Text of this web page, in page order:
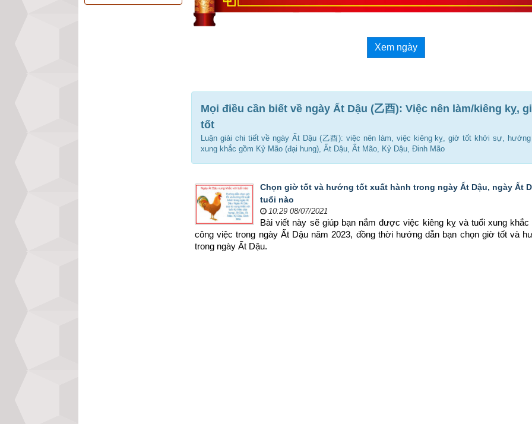
Xem ngày
Mọi điều cần biết về ngày Ất Dậu (乙酉): Việc nên làm/kiêng kỵ,
tốt
Luận giải chi tiết về ngày Ất Dậu (乙酉): việc nên làm, việc kiêng kỵ, giờ tốt khởi sự,
xung khắc gồm Kỷ Mão (đại hung), Ất Dậu, Ất Mão, Kỷ Dậu, Đinh Mão
Chọn giờ tốt và hướng tốt xuất hành trong ngày Ất Dậu, ngày Ất
tuổi nào
10:29 08/07/2021
Bài viết này sẽ giúp bạn nắm được việc kiêng kỵ và tuổi xung
công việc trong ngày Ất Dậu năm 2023, đồng thời hướng dẫn bạn chọn giờ tốt và
trong ngày Ất Dậu.